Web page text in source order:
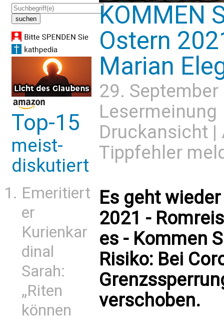
Top-15
meist-
diskutiert
Emeritiert
er
Kurienkar
dinal
Sarah:
„Riten
können
KOMMEN
Ostern
Marian
29.
Lesermeinung
Druckansicht |
Tippfehler
Es geht
2021 -
es - Kommen
Risiko: Bei
verschoben.